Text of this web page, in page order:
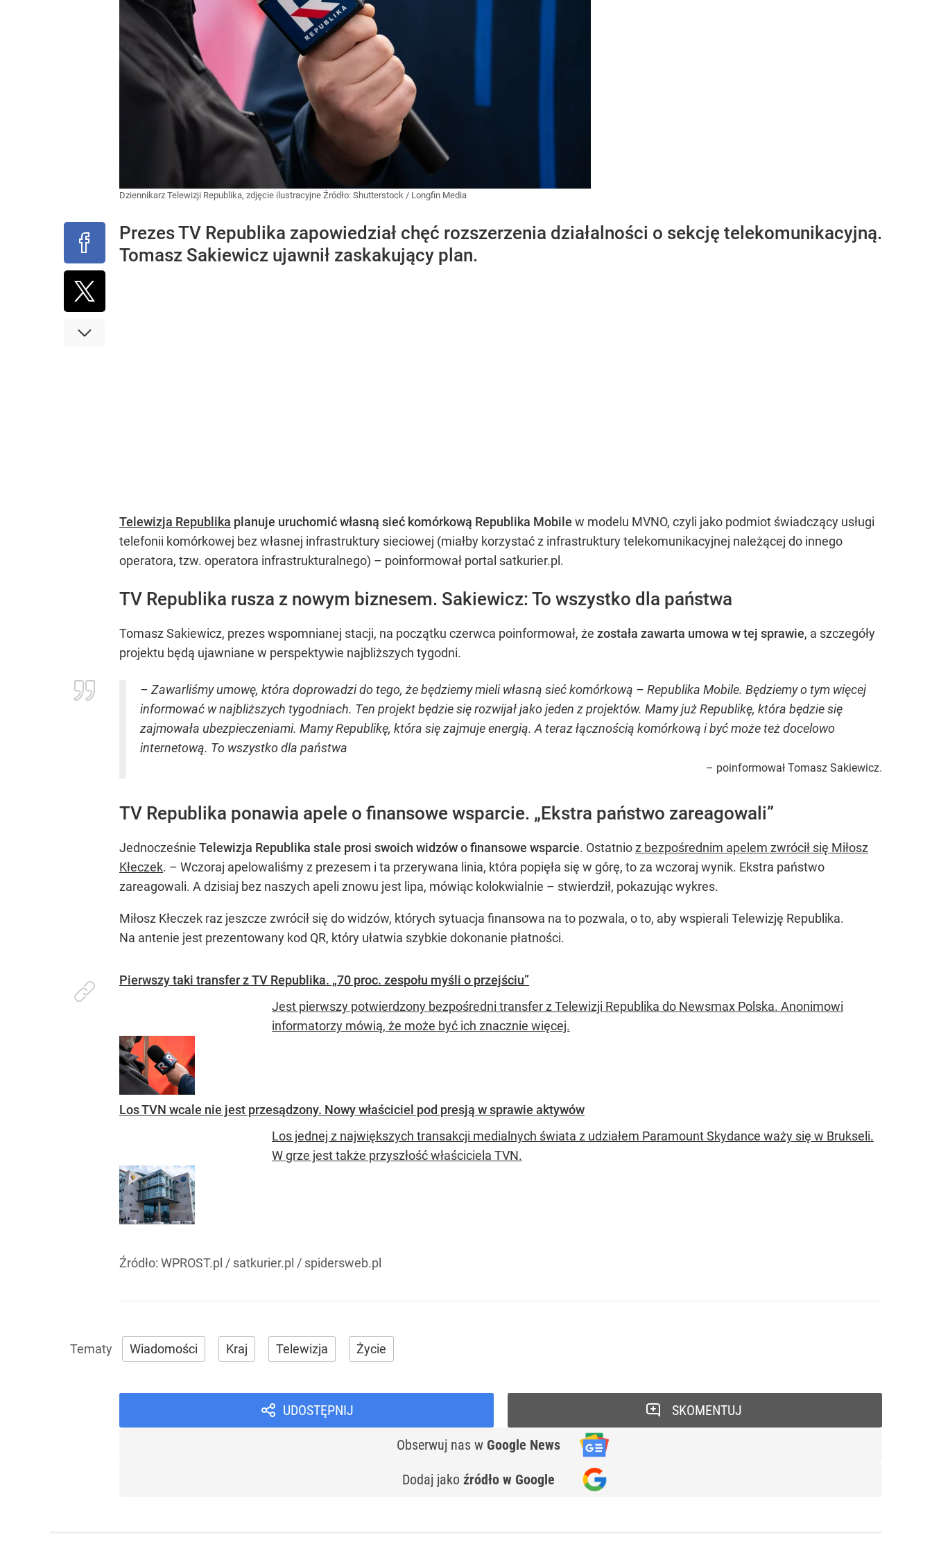
Dziennikarz Telewizji Republika, zdjęcie ilustracyjne Źródło: Shutterstock / Longfin Media
Prezes TV Republika zapowiedział chęć rozszerzenia działalności o sekcję telekomunikacyjną.
Tomasz Sakiewicz ujawnił zaskakujący plan.
Telewizja Republika planuje uruchomić własną sieć komórkową Republika Mobile w modelu MVNO, czyli jako podmiot świadczący usługi
telefonii komórkowej bez własnej infrastruktury sieciowej (miałby korzystać z infrastruktury telekomunikacyjnej należącej do innego
operatora, tzw. operatora infrastrukturalnego) – poinformował portal satkurier.pl.
TV Republika rusza z nowym biznesem. Sakiewicz: To wszystko dla państwa
Tomasz Sakiewicz, prezes wspomnianej stacji, na początku czerwca poinformował, że została zawarta umowa w tej sprawie, a szczegóły
projektu będą ujawniane w perspektywie najbliższych tygodni.
– Zawarliśmy umowę, która doprowadzi do tego, że będziemy mieli własną sieć komórkową – Republika Mobile. Będziemy o tym więcej
informować w najbliższych tygodniach. Ten projekt będzie się rozwijał jako jeden z projektów. Mamy już Republikę, która będzie się
zajmowała ubezpieczeniami. Mamy Republikę, która się zajmuje energią. A teraz łącznością komórkową i być może też docelowo
internetową. To wszystko dla państwa
– poinformował Tomasz Sakiewicz.
TV Republika ponawia apele o finansowe wsparcie. „Ekstra państwo zareagowali”
Jednocześnie Telewizja Republika stale prosi swoich widzów o finansowe wsparcie. Ostatnioz bezpośrednim apelem zwrócił się Miłosz
Kłeczek. – Wczoraj apelowaliśmy z prezesem i ta przerywana linia, która popięła się w górę, to za wczoraj wynik. Ekstra państwo
zareagowali. A dzisiaj bez naszych apeli znowu jest lipa, mówiąc kolokwialnie – stwierdził, pokazując wykres.
Miłosz Kłeczek raz jeszcze zwrócił się do widzów, których sytuacja finansowa na to pozwala, o to, aby wspierali Telewizję Republika.
Na antenie jest prezentowany kod QR, który ułatwia szybkie dokonanie płatności.
Pierwszy taki transfer z TV Republika. „70 proc. zespołu myśli o przejściu”
Jest pierwszy potwierdzony bezpośredni transfer z Telewizji Republika do Newsmax Polska. Anonimowi
informatorzy mówią, że może być ich znacznie więcej.
Los TVN wcale nie jest przesądzony. Nowy właściciel pod presją w sprawie aktywów
Los jednej z największych transakcji medialnych świata z udziałem Paramount Skydance waży się w Brukseli.
W grze jest także przyszłość właściciela TVN.
Źródło: WPROST.pl / satkurier.pl / spidersweb.pl
Wiadomości Kraj Telewizja Życie
UDOSTĘPNIJ
Obserwuj nas w Google News
Dodaj jako źródło w Google
SKOMENTUJ